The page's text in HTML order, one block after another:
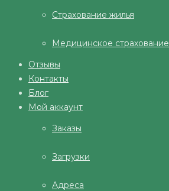
Страхование жилья
Медицинское страхование
Отзывы
Контакты
Блог
Мой аккаунт
Заказы
Загрузки
Адреса